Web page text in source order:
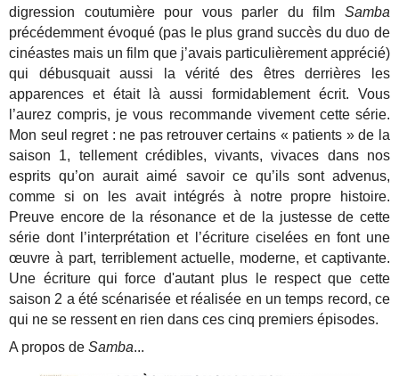
digression coutumière pour vous parler du film Samba
précédemment évoqué (pas le plus grand succès du duo de
cinéastes mais un film que j’avais particulièrement apprécié)
qui débusquait aussi la vérité des êtres derrières les
apparences et était là aussi formidablement écrit. Vous
l’aurez compris, je vous recommande vivement cette série.
Mon seul regret : ne pas retrouver certains « patients » de la
saison 1, tellement crédibles, vivants, vivaces dans nos
esprits qu’on aurait aimé savoir ce qu’ils sont advenus,
comme si on les avait intégrés à notre propre histoire.
Preuve encore de la résonance et de la justesse de cette
série dont l’interprétation et l’écriture ciselées en font une
œuvre à part, terriblement actuelle, moderne, et captivante.
Une écriture qui force d'autant plus le respect que cette
saison 2 a été scénarisée et réalisée en un temps record, ce
qui ne se ressent en rien dans ces cinq premiers épisodes.
A propos deSamba...